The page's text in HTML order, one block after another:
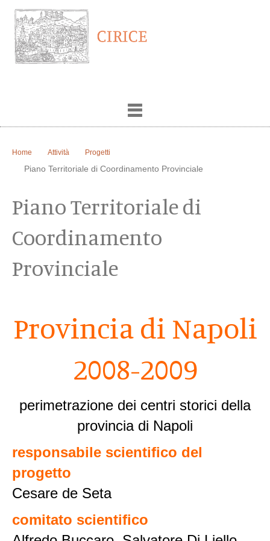
Home Attività Progetti
Piano Territoriale di Coordinamento Provinciale
Piano Territoriale di
Coordinamento
Provinciale
Provincia di Napoli
2008-2009
perimetrazione dei centri storici della
provincia di Napoli
responsabile scientifico del
progetto
Cesare de Seta
comitato scientifico